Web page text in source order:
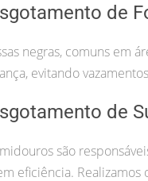
de
negras, comuns em
evitando
de
são
eficiência.